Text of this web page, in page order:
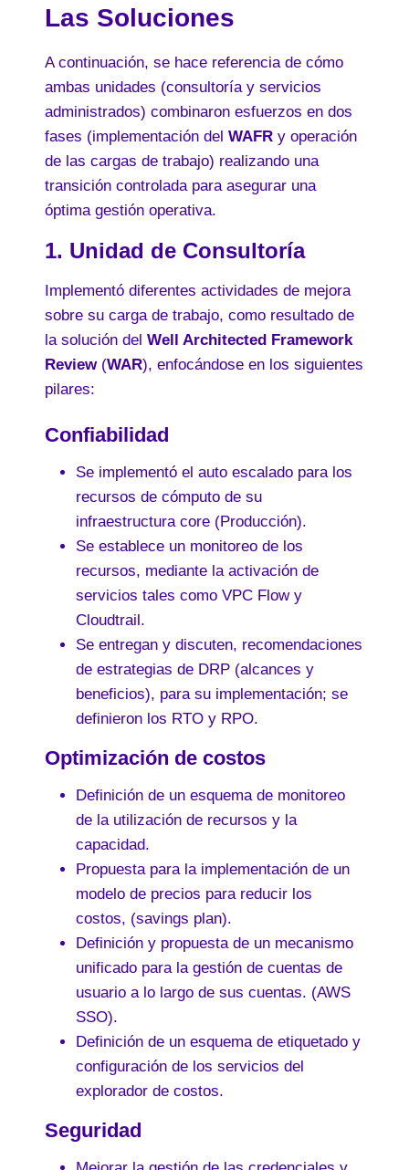
Las Soluciones
A continuación, se hace referencia de cómo
ambas unidades (consultoría y servicios
administrados) combinaron esfuerzos en dos
fases (implementación del WAFR y operación
de las cargas de trabajo) realizando una
transición controlada para asegurar una
óptima gestión operativa.
1. Unidad de Consultoría
Implementó diferentes actividades de mejora
sobre su carga de trabajo, como resultado de
la solución del Well Architected Framework
Review(WAR), enfocándose en los siguientes
pilares:
Confiabilidad
Se implementó el auto escalado para los
recursos de cómputo de su
infraestructura core (Producción).
Se establece un monitoreo de los
recursos, mediante la activación de
servicios tales como VPC Flow y
Cloudtrail.
Se entregan y discuten, recomendaciones
de estrategias de DRP (alcances y
beneficios), para su implementación; se
definieron los RTO y RPO.
Optimización de costos
Definición de un esquema de monitoreo
de la utilización de recursos y la
capacidad.
Propuesta para la implementación de un
modelo de precios para reducir los
costos, (savings plan).
Definición y propuesta de un mecanismo
unificado para la gestión de cuentas de
usuario a lo largo de sus cuentas. (AWS
SSO).
Definición de un esquema de etiquetado y
configuración de los servicios del
explorador de costos.
Seguridad